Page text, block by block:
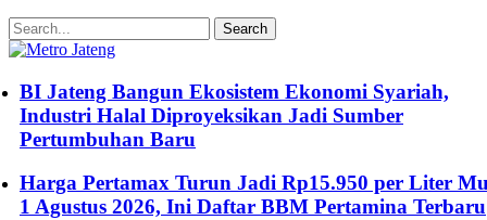
BI Jateng Bangun Ekosistem Ekonomi Syariah,
Industri Halal Diproyeksikan Jadi Sumber
Pertumbuhan Baru
Harga Pertamax Turun Jadi Rp15.950 per Liter
1 Agustus 2026, Ini Daftar BBM Pertamina Terbaru